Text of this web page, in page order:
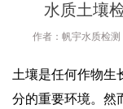
水质土壤
作者：帆宇水质检
土壤是任何作物生
分的重要环境。然